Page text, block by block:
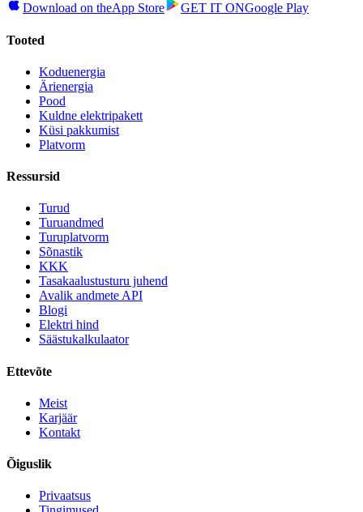
Download on theApp Store GET IT ONGoogle Play
Tooted
Koduenergia
Ärienergia
Pood
Kuldne elektripakett
Küsi pakkumist
Platvorm
Ressursid
Turud
Turuandmed
Turuplatvorm
Sõnastik
KKK
Tasakaalustusturu juhend
Avalik andmete API
Blogi
Elektri hind
Säästukalkulaator
Ettevõte
Meist
Karjäär
Kontakt
Õiguslik
Privaatsus